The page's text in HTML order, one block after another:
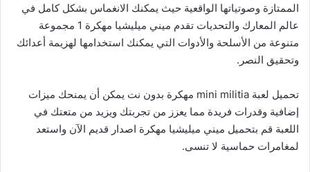
الممتازة وصوتياتها الواقعية حيث يمكنك الانغماس بشكل كامل في
عالم المعارك والتحديات تقدم ميني ميليشيا مهكرة 1 مجموعة
متنوعة من الأسلحة والأدوات التي يمكنك استخدامها لهزيمة أعدائك
وتحقيق النصر.
تحميل لعبة mini militia مهكرة بدون نت يمكن أن يمنحك ميزات
إضافية وقدرات فريدة مما يعزز من تجربتك ويزيد من متعتك في
اللعبة قم بتحميل ميني ميليشيا مهكرة اصدار قديم الآن واستعد
لمغامرات حماسية لا تنسى.